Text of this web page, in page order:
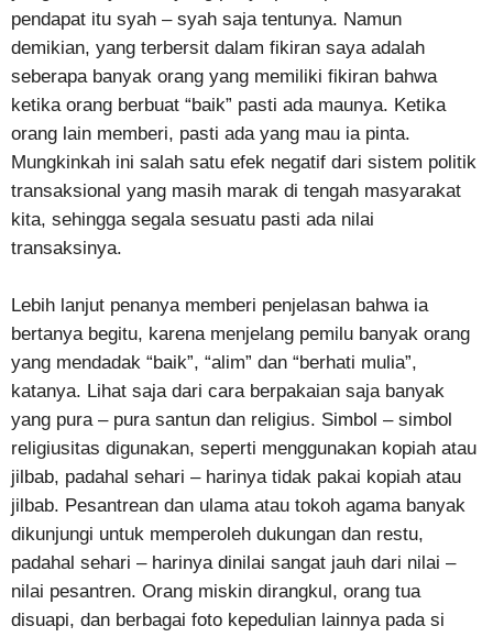
pendapat itu syah – syah saja tentunya. Namun
demikian, yang terbersit dalam fikiran saya adalah
seberapa banyak orang yang memiliki fikiran bahwa
ketika orang berbuat “baik” pasti ada maunya. Ketika
orang lain memberi, pasti ada yang mau ia pinta.
Mungkinkah ini salah satu efek negatif dari sistem politik
transaksional yang masih marak di tengah masyarakat
kita, sehingga segala sesuatu pasti ada nilai
transaksinya.
Lebih lanjut penanya memberi penjelasan bahwa ia
bertanya begitu, karena menjelang pemilu banyak orang
yang mendadak “baik”, “alim” dan “berhati mulia”,
katanya. Lihat saja dari cara berpakaian saja banyak
yang pura – pura santun dan religius. Simbol – simbol
religiusitas digunakan, seperti menggunakan kopiah atau
jilbab, padahal sehari – harinya tidak pakai kopiah atau
jilbab. Pesantrean dan ulama atau tokoh agama banyak
dikunjungi untuk memperoleh dukungan dan restu,
padahal sehari – harinya dinilai sangat jauh dari nilai –
nilai pesantren. Orang miskin dirangkul, orang tua
disuapi, dan berbagai foto kepedulian lainnya pada si